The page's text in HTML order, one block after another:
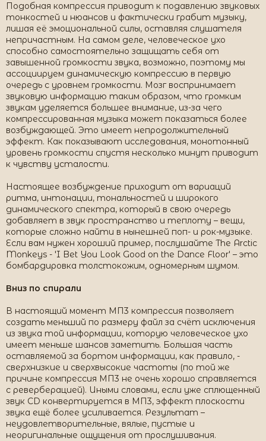
Подобная компрессия приводит к подавлению звуковых
тонкостей и нюансов и фактически грабит музыку,
лишая её эмоциональной силы, оставляя слушателя
непричастным. На самом деле, человеческое ухо
способно самостоятельно защищать себя от
завышенной громкости звука, возможно, поэтому мы
ассоциируем динамическую компрессию в первую
очередь с уровнем громкости. Мозг воспринимает
звуковую информацию таким образом, что громким
звукам уделяется большее внимание, из-за чего
компрессированная музыка может показаться более
возбуждающей. Это имеет непродолжительный
эффект. Как показывают исследования, монотонный
уровень громкости спустя несколько минут приводит
к чувству усталости.
Настоящее возбуждение приходит от вариаций
ритма, интонации, тональностей и широкого
динамического спектра, который в свою очередь
добавляет в звук пространство и теплоту – вещи,
которые сложно найти в нынешней поп- и рок-музыке.
Если вам нужен хороший пример, послушайте The Arctic
Monkeys - 'I Bet You Look Good on the Dance Floor' – это
бомбардировка толстокожим, одномерным шумом.
Вниз по спирали
В настоящий момент МП3 компрессия позволяет
создать меньший по размеру файл за счёт исключения
из звука той информации, которую человеческое ухо
имеет меньше шансов заметить. Большая часть
оставляемой за бортом информации, как правило, -
сверхнизкие и сверхвысокие частоты (по той же
причине компрессия МП3 не очень хорошо справляется
с реверберацией). Иными словами, если уже сплющенный
звук CD конвертируется в МП3, эффект плоскости
звука ещё более усиливается. Результат –
неудовлетворительные, вялые, пустые и
неоригинальные ощущения от прослушивания.